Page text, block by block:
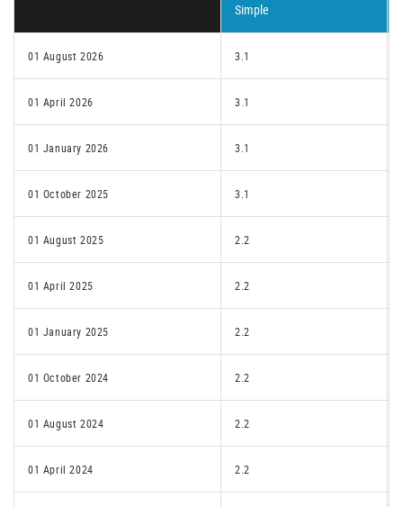
Simple
01 August 2026 3.1
01 April 2026 3.1
01 January 2026 3.1
01 October 2025 3.1
01 August 2025 2.2
01 April 2025 2.2
01 January 2025 2.2
01 October 2024 2.2
01 August 2024 2.2
01 April 2024 2.2